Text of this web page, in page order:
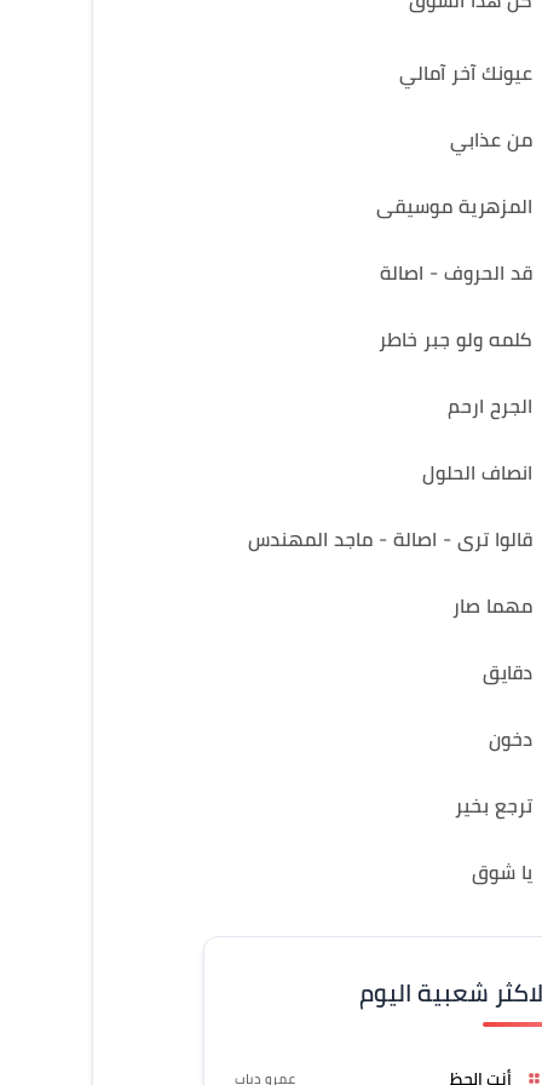
عيونك آخر آمالي
من عذابي
المزهرية موسيقى
قد الحروف - اصالة
كلمه ولو جبر خاطر
الجرح ارحم
انصاف الحلول
قالوا ترى - اصالة - ماجد المهندس
مهما صار
دقايق
دخون
ترجع بخير
يا شوق
شعبية اليوم
أنت الحظ عمرو دياب